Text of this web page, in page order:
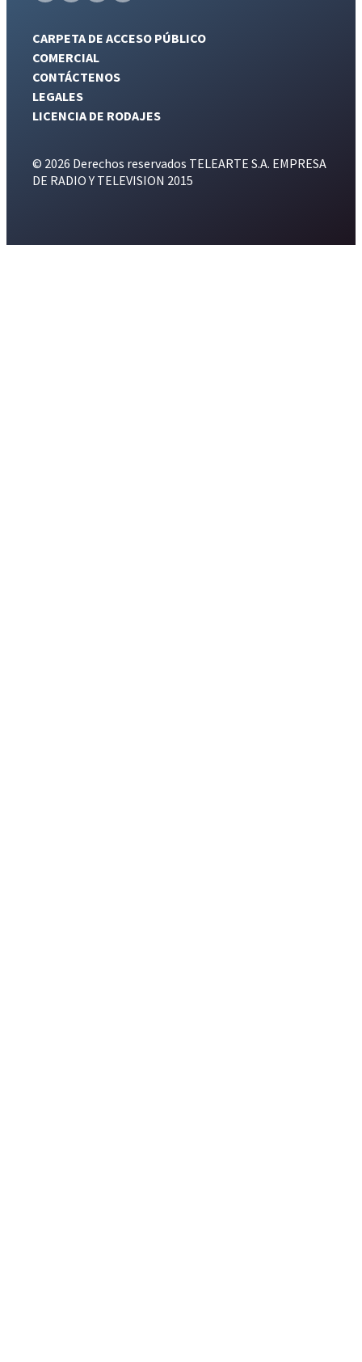
CARPETA DE ACCESO PÚBLICO
COMERCIAL
CONTÁCTENOS
LEGALES
LICENCIA DE RODAJES
© 2026 Derechos reservados TELEARTE S.A. EMPRESA
DE RADIO Y TELEVISION 2015